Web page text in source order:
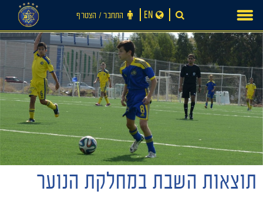
content
התחבר ‪/‬ הצטרף EN
תוצאות השבת במחלקת הנוער